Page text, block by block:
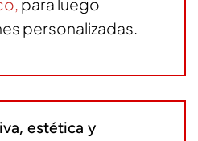
personalizadas.
estética y